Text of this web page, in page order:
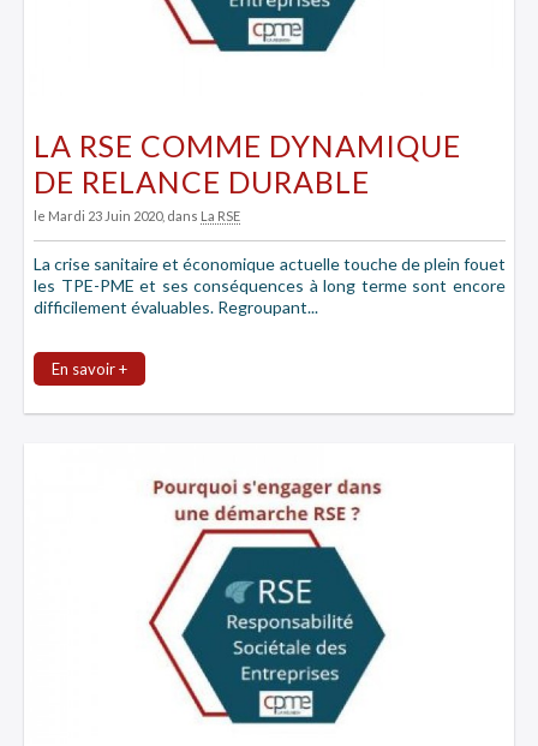
LA RSE COMME DYNAMIQUE
DE RELANCE DURABLE
le Mardi 23 Juin 2020, dans La RSE
La crise sanitaire et économique actuelle touche de plein fouet
les TPE-PME et ses conséquences à long terme sont encore
difficilement évaluables. Regroupant...
En savoir +